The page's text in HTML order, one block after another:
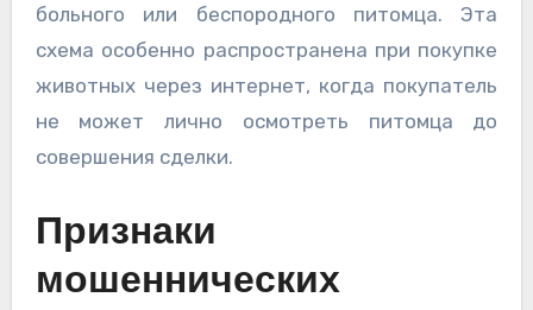
больного или беспородного питомца. Эта
схема особенно распространена при покупке
животных через интернет, когда покупатель
не может лично осмотреть питомца до
совершения сделки.
Признаки
мошеннических